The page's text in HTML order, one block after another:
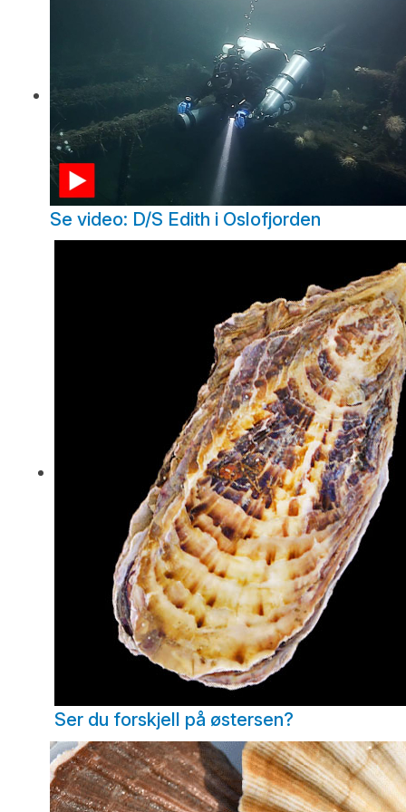
Se video: D/S Edith i Oslofjorden
Ser du forskjell på østersen?